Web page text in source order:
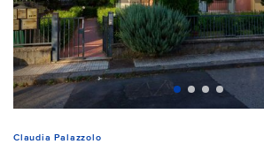
Claudia Palazzolo